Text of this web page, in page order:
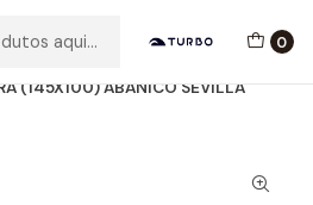
0
(145X100) ABANICO SEVILLA